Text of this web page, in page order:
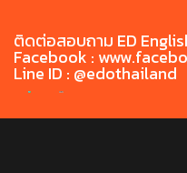
ติดต่อสอบถาม ED
Facebook :
Line ID : @edothailand